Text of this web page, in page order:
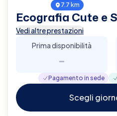
7.7 km
Ecografia Cute e
Vedi altre prestazioni
Prima disponibilità
-
Pagamento in sede
Scegli